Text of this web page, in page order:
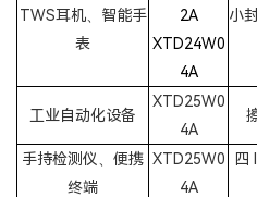
TWS耳机、智能手
表
2A
XTD24W0
4A
小
工业自动化设备
XTD25W0
4A
手持检测仪、便携
终端
XTD25W0
4A
四